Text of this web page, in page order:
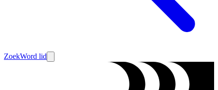
ZoekWord lid